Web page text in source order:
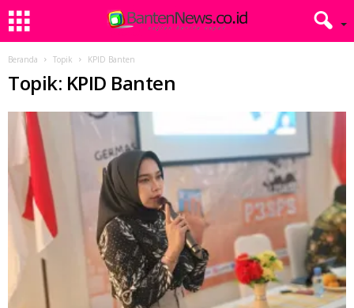
Beranda Topik KPID Banten
Topik: KPID Banten